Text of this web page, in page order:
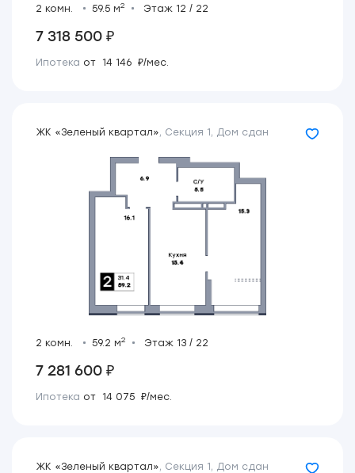
2 комн. 59.5 м2 Этаж 12 / 22
7 318 500 ₽
Ипотека от 14 146 ₽/мес.
ЖК «Зеленый квартал», Секция 1, Дом сдан
2 комн. 59.2 м2 Этаж 13 / 22
7 281 600 ₽
Ипотека от 14 075 ₽/мес.
ЖК «Зеленый квартал», Секция 1, Дом сдан